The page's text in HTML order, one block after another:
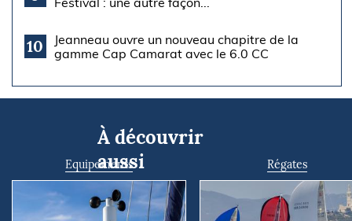
10
Jeanneau ouvre un nouveau chapitre de la
gamme Cap Camarat avec le 6.0 CC
À découvrir
aussi
Equipements Régates